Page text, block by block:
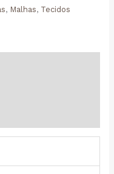
, Malhas, Tecidos